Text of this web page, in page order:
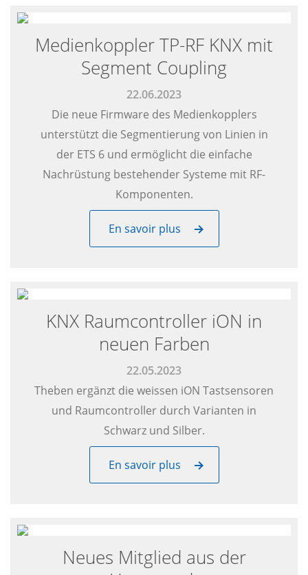
Medienkoppler TP-RF KNX mit
Segment Coupling
22.06.2023
Die neue Firmware des Medienkopplers
unterstützt die Segmentierung von Linien in
der ETS 6 und ermöglicht die einfache
Nachrüstung bestehender Systeme mit RF-
Komponenten.
En savoir plus
KNX Raumcontroller iON in
neuen Farben
22.05.2023
Theben ergänzt die weissen iON Tastsensoren
und Raumcontroller durch Varianten in
Schwarz und Silber.
En savoir plus
Neues Mitglied aus der